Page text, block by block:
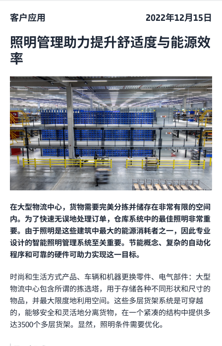
客户应用 2022年12月15日
照明管理助力提升舒适度与能源效
率
在大型物流中心，货物需要完美分拣并储存在非常有限的空间
内。为了快速无误地处理订单，仓库系统中的最佳照明非常重
要。由于照明是这些建筑中最大的能源消耗者之一，因此专业
设计的智能照明管理系统至关重要。节能概念、复杂的自动化
程序和可靠的硬件可助力实现这一目标。
时尚和生活方式产品、车辆和机器更换零件、电气部件：大型
物流中心包含所谓的拣选塔，用于存储各种不同形状和尺寸的
物品，并最大限度地利用空间。这些多层货架系统是可穿越
的，能够安全和灵活地分离货物，在一个紧凑的结构中提供多
达3500个多层货架。显然，照明条件需要优化。